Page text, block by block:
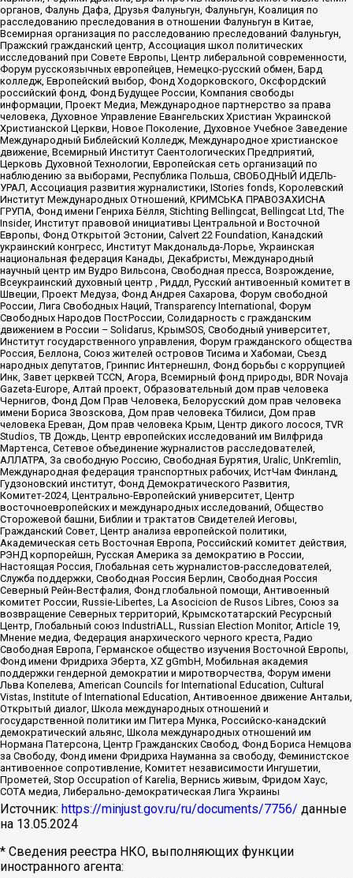
органов, Фалунь Дафа, Друзья Фалуньгун, Фалуньгун, Коалиция по
расследованию преследования в отношении Фалуньгун в Китае,
Всемирная организация по расследованию преследований Фалуньгун,
Пражский гражданский центр, Ассоциация школ политических
исследований при Совете Европы, Центр либеральной современности,
Форум русскоязычных европейцев, Немецко-русский обмен, Бард
колледж, Европейский выбор, Фонд Ходорковского, Оксфордский
российский фонд, Фонд Будущее России, Компания свободы
информации, Проект Медиа, Международное партнерство за права
человека, Духовное Управление Евангельских Христиан Украинской
Христианской Церкви, Новое Поколение, Духовное Учебное Заведение
Международный Библейский Колледж, Международное христианское
движение, Всемирный Институт Саентологических Предприятий,
Церковь Духовной Технологии, Европейская сеть организаций по
наблюдению за выборами, Республика Польша, СВОБОДНЫЙ ИДЕЛЬ-
УРАЛ, Ассоциация развития журналистики, IStories fonds, Королевский
Институт Международных Отношений, КРИМСЬКА ПРАВОЗАХИСНА
ГРУПА, Фонд имени Генриха Бёлля, Stichting Bellingcat, Bellingcat Ltd, The
Insider, Институт правовой инициативы Центральной и Восточной
Европы, Фонд Открытой Эстонии, Calvert 22 Foundation, Канадский
украинский конгресс, Институт Макдональда-Лорье, Украинская
национальная федерация Канады, Декабристы, Международный
научный центр им Вудро Вильсона, Свободная пресса, Возрождение,
Всеукраинский духовный центр , Риддл, Русский антивоенный комитет в
Швеции, Проект Медуза, Фонд Андрея Сахарова, Форум свободной
России, Лига Свободных Наций, Transparеncy International, Форум
Свободных Народов ПостРоссии, Солидарность с гражданским
движением в России – Solidarus, КрымSOS, Свободный университет,
Институт государственного управления, Форум гражданского общества
Россия, Беллона, Союз жителей островов Тисима и Хабомаи, Съезд
народных депутатов, Гринпис Интернешнл, Фонд борьбы с коррупцией
Инк, Завет церквей TCCN, Агора, Всемирный фонд природы, BDR Novaja
Gazeta-Europe, Алтай проект, Образовательный дом прав человека
Чернигов, Фонд Дом Прав Человека, Белорусский дом прав человека
имени Бориса Звозскова, Дом прав человека Тбилиси, Дом прав
человека Ереван, Дом прав человека Крым, Центр дикого лосося, TVR
Studios, ТВ Дождь, Центр европейских исследований им Вилфрида
Мартенса, Сетевое объединение журналистов расследователей,
АЛЛАТРА, За свободную Россию, Свободная Бурятия, Uralic, UnKremlin,
Международная федерация транспортных рабочих, ИстЧам Финланд,
Гудзоновский институт, Фонд Демократического Развития,
Комитет-2024, Центрально-Европейский университет, Центр
восточноевропейских и международных исследований, Общество
Сторожевой башни, Библии и трактатов Свидетелей Иеговы,
Гражданский Совет, Центр анализа европейской политики,
Академическая сеть Восточная Европа, Российский комитет действия,
РЭНД корпорейшн, Русская Америка за демократию в России,
Настоящая Россия, Глобальная сеть журналистов-расследователей,
Служба поддержки, Свободная Россия Берлин, Свободная Россия
Северный Рейн-Вестфалия, Фонд глобальной помощи, Антивоенный
комитет России, Russie-Libertes, La Asocicion de Rusos Libres, Союз за
возвращение Северных территорий, Крымскотатарский Ресурсный
Центр, Глобальный союз IndustriALL, Russian Election Monitor, Article 19,
Мнение медиа, Федерация анархического черного креста, Радио
Свободная Европа, Германское общество изучения Восточной Европы,
Фонд имени Фридриха Эберта, XZ gGmbH, Мобильная академия
поддержки гендерной демократии и миротворчества, Форум имени
Льва Копелева, American Councils for International Education, Cultural
Vistas, Institute of International Education, Антивоенное движение Антальи,
Открытый диалог, Школа международных отношений и
государственной политики им Питера Мунка, Российско-канадский
демократический альянс, Школа международных отношений им
Нормана Патерсона, Центр Гражданских Свобод, Фонд Бориса Немцова
за Свободу, Фонд имени Фридриха Науманна за свободу, Феминистское
антивоенное сопротивление, Комитет независимости Ингушетии,
Прометей, Stop Occupation of Karelia, Вернись живым, Фридом Хаус,
СОТА медиа, Либерально-демократическая Лига Украины
Источник: https://minjust.gov.ru/ru/documents/7756/ данные
на 13.05.2024
* Сведения реестра НКО, выполняющих функции
иностранного агента: